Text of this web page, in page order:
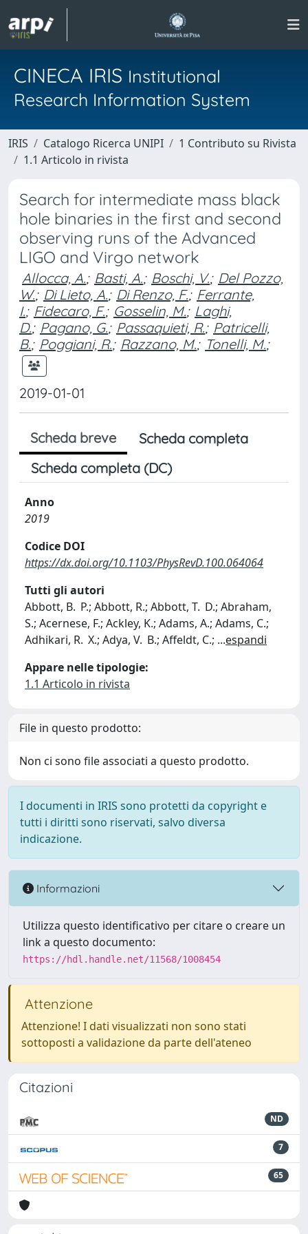
CINECA IRIS Institutional
Research Information System
IRIS Catalogo Ricerca UNIPI
1 Contributo su Rivista
1.1 Articolo in rivista
Search for intermediate mass black
hole binaries in the first and second
observing runs of the Advanced
LIGO and Virgo network
Allocca, A.; Basti, A.; Boschi, V.; Del Pozzo,
W.; Di Lieto, A.; Di Renzo, F.; Ferrante,
I.; Fidecaro, F.; Gosselin, M.; Laghi,
D.; Pagano, G.; Passaquieti, R.; Patricelli,
B.; Poggiani, R.; Razzano, M.; Tonelli, M.;
2019-01-01
Scheda breve
Scheda completa
Scheda completa (DC)
Anno
2019
Codice DOI
https://dx.doi.org/10.1103/PhysRevD.100.064064
Tutti gli autori
Abbott, B. P.; Abbott, R.; Abbott, T. D.; Abraham,
S.; Acernese, F.; Ackley, K.; Adams, A.; Adams, C.;
Adhikari, R. X.; Adya, V. B.; Affeldt, C.; ...espandi
Appare nelle tipologie:
1.1 Articolo in rivista
File in questo prodotto:
Non ci sono file associati a questo prodotto.
I documenti in IRIS sono protetti da copyright e
tutti i diritti sono riservati, salvo diversa
indicazione.
Informazioni
Utilizza questo identificativo per citare o creare un
link a questo documento:
https://hdl.handle.net/11568/1008454
Attenzione
Attenzione! I dati visualizzati non sono stati
sottoposti a validazione da parte dell'ateneo
Citazioni
ND
7
65